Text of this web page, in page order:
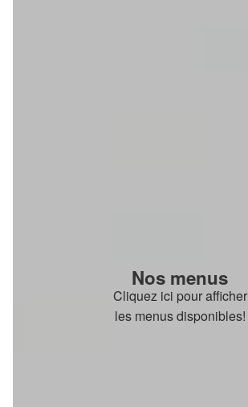
Nos menus
Cliquez ici pour afficher
les menus disponibles!